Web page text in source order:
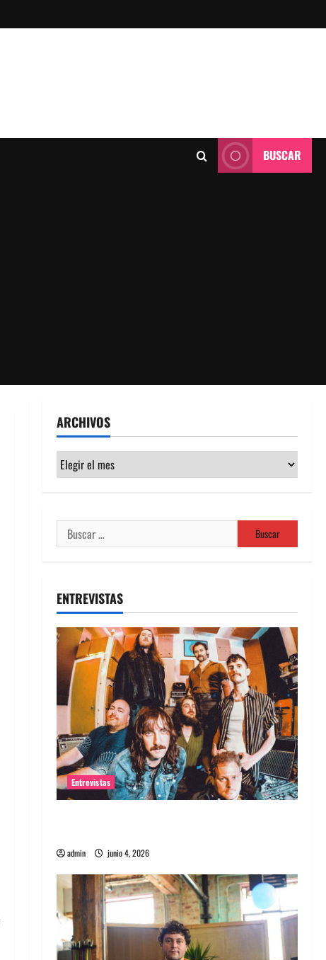
BUSCAR
ARCHIVOS
Archivos
Buscar:
ENTREVISTAS
Entrevistas
admin junio 4, 2026